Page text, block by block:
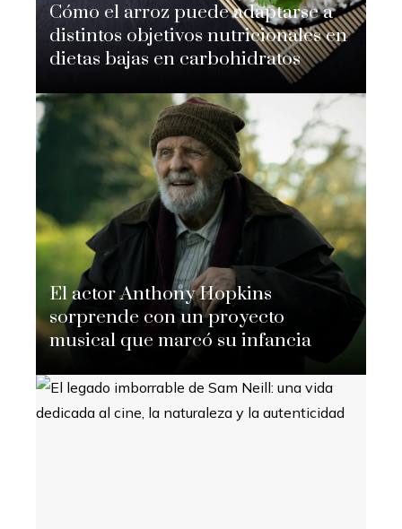
Cómo el arroz puede adaptarse a
distintos objetivos nutricionales en
dietas bajas en carbohidratos
Nicolás Adomo Hace 2 semanas
El actor Anthony Hopkins
sorprende con un proyecto
musical que marcó su infancia